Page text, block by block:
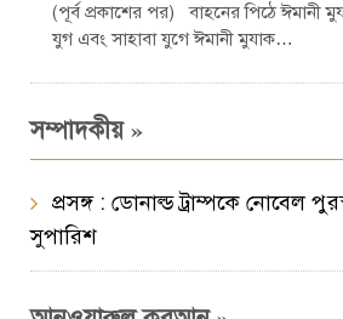
(পূর্ব প্রকাশের পর) বাহনের পিঠে ঈমানী
যুগ এবং সাহাবা যুগে ঈমানী মুযাক…
সম্পাদকীয় »
প্রসঙ্গ : ডোনাল্ড ট্রাম্পকে নোবেল
সুপারিশ